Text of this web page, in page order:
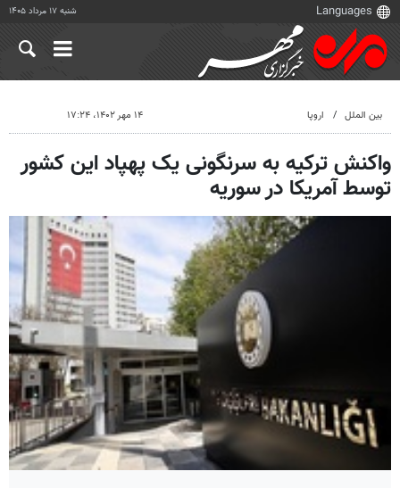
شنبه ۱۷ مرداد ۱۴۰۵
بین الملل اروپا ۱۴ مهر ۱۴۰۲، ۱۷:۲۴
واکنش ترکیه به سرنگونی یک پهپاد این کشور
توسط آمریکا در سوریه